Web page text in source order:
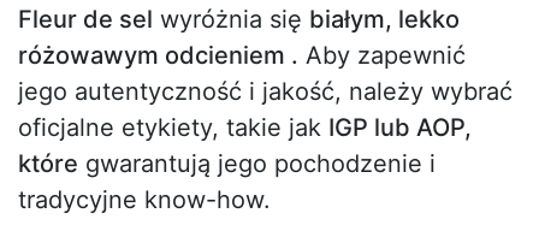
Fleur de sel wyróżnia się białym, lekko
różowawym odcieniem . Aby zapewnić
jego autentyczność i jakość, należy wybrać
oficjalne etykiety, takie jak IGP lub AOP,
które gwarantują jego pochodzenie i
tradycyjne know-how.